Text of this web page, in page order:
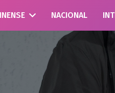
NACIONAL